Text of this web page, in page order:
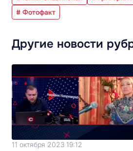
# Фотофакт
Другие новости
11 октября 2023 19:12